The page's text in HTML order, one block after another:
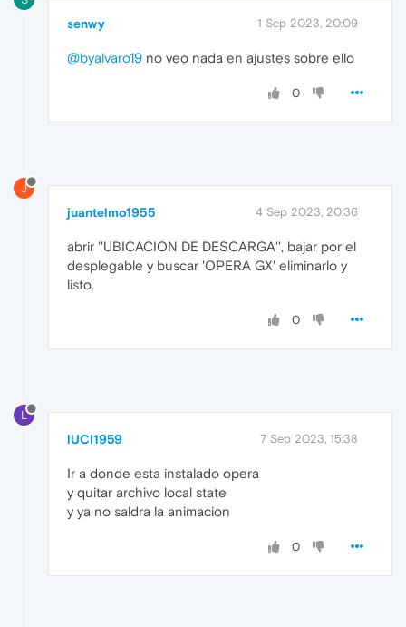
senwy 1 Sep 2023, 20:09
@byalvaro19 no veo nada en ajustes sobre ello
0
J
juantelmo1955 4 Sep 2023, 20:36
abrir ''UBICACION DE DESCARGA'', bajar por el
desplegable y buscar 'OPERA GX' eliminarlo y
listo.
0
L
lUCI1959 7 Sep 2023, 15:38
Ir a donde esta instalado opera
y quitar archivo local state
y ya no saldra la animacion
0